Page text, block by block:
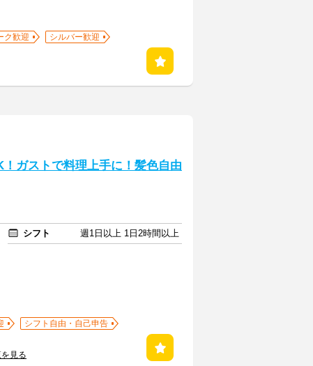
ク歓迎
シルバー歓迎
！ガストで料理上手に！髪色自由
シフト
週1日以上 1日2時間以上
シフト自由・自己申告
見る